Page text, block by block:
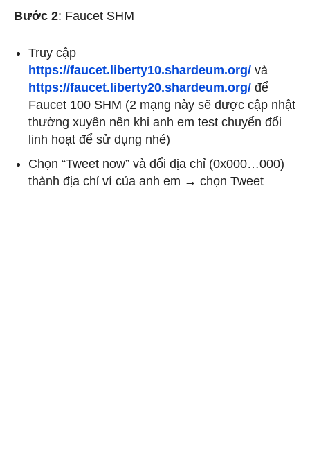
Bước 2: Faucet SHM
Truy cập
https://faucet.liberty10.shardeum.org/ và
https://faucet.liberty20.shardeum.org/ để
Faucet 100 SHM (2 mạng này sẽ được cập nhật
thường xuyên nên khi anh em test chuyển đổi
linh hoạt để sử dụng nhé)
Chọn “Tweet now” và đổi địa chỉ (0x000…000)
thành địa chỉ ví của anh em → chọn Tweet